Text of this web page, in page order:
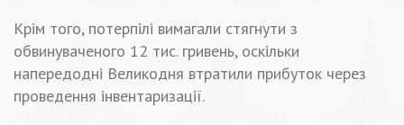
Крім того, потерпілі вимагали стягнути з
обвинуваченого 12 тис. гривень, оскільки
напередодні Великодня втратили прибуток через
проведення інвентаризації.